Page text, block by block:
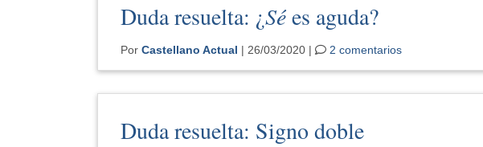
Duda resuelta: ¿Sées aguda?
Por Castellano Actual | 26/03/2020 | 2 comentarios
Duda resuelta: Signo doble